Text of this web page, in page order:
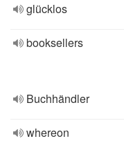
glücklos
booksellers
Buchhändler
whereon